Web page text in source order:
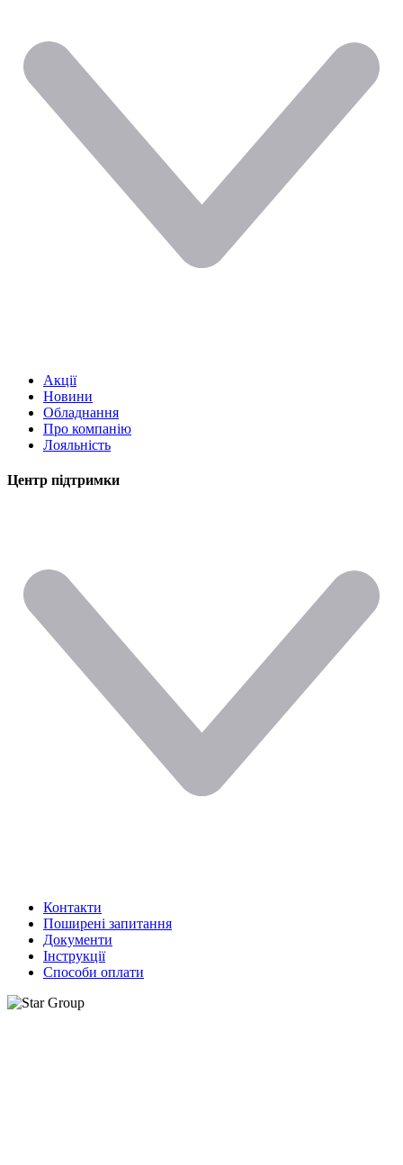
Акції
Новини
Обладнання
Про компанію
Лояльність
Центр підтримки
Контакти
Поширені запитання
Документи
Інструкції
Способи оплати